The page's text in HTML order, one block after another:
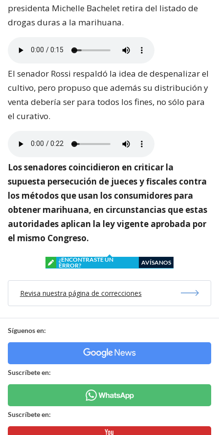
presidenta Michelle Bachelet retira del listado de
drogas duras a la marihuana.
El senador Rossi respaldó la idea de despenalizar el
cultivo, pero propuso que además su distribución y
venta debería ser para todos los fines, no sólo para
el curativo.
Los senadores coincidieron en criticar la
supuesta persecución de jueces y fiscales contra
los métodos que usan los consumidores para
obtener marihuana, en circunstancias que estas
autoridades aplican la ley vigente aprobada por
el mismo Congreso.
¿ENCONTRASTE UN
ERROR?
AVÍSANOS
Revisa nuestra página de correcciones
Síguenos en:
Suscríbete en:
Suscríbete en: